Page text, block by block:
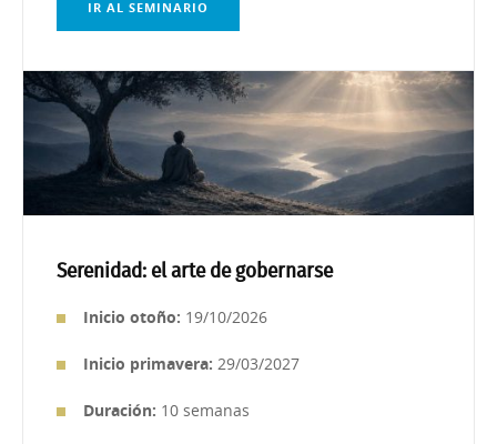
IR AL SEMINARIO
Serenidad: el arte de gobernarse
Inicio otoño: 19/10/2026
Inicio primavera: 29/03/2027
Duración: 10 semanas